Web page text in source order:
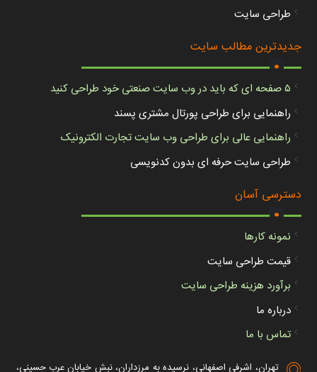
طراحی سایت
جدیدترین مطالب سایت
.
۵ صفحه ای که باید در وب سایت صنعتی خود طراحی کنید
راهنمایی برای طراحی پورتال مشتری پسند
راهنمایی عالی برای طراحی وب سایت تجارت الکترونیک
طراحی سایت حرفه ای بدون کدنویسی
دسترسی آسان
.
نمونه کارها
قیمت طراحی سایت
برآورد هزینه طراحی سایت
درباره ما
تماس با ما
تهران، اشرفی اصفهانی، نرسیده به مرزداران، نبش خیابان عرب حسینی،